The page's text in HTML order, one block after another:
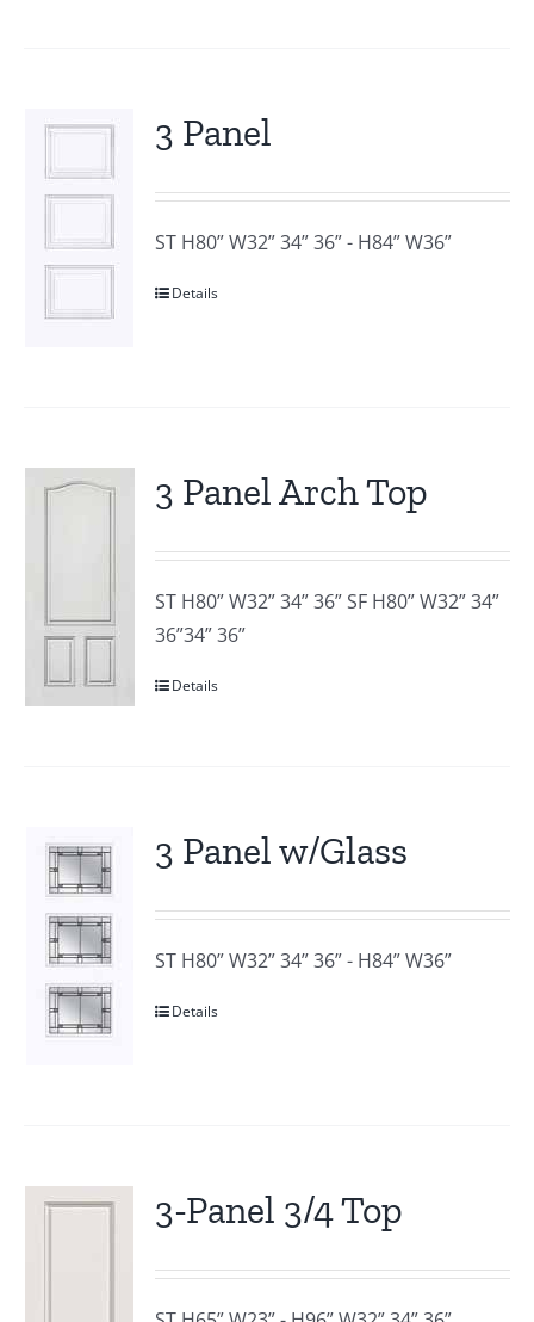
3 Panel
ST H80” W32” 34” 36” - H84” W36”
Details
3 Panel Arch Top
ST H80” W32” 34” 36” SF H80” W32” 34”
36”34” 36”
Details
3 Panel w/Glass
ST H80” W32” 34” 36” - H84” W36”
Details
3-Panel 3/4 Top